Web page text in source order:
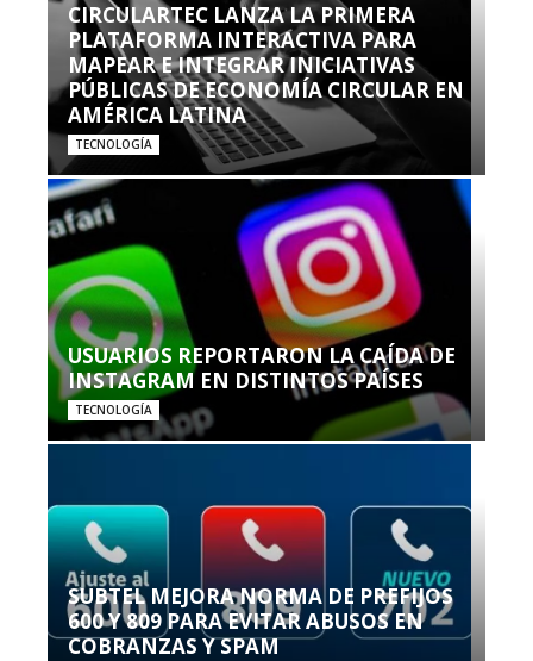
CIRCULARTEC LANZA LA PRIMERA
PLATAFORMA INTERACTIVA PARA
MAPEAR E INTEGRAR INICIATIVAS
PÚBLICAS DE ECONOMÍA CIRCULAR EN
AMÉRICA LATINA
TECNOLOGÍA
USUARIOS REPORTARON LA CAÍDA DE
INSTAGRAM EN DISTINTOS PAÍSES
TECNOLOGÍA
SUBTEL MEJORA NORMA DE PREFIJOS
600 Y 809 PARA EVITAR ABUSOS EN
COBRANZAS Y SPAM